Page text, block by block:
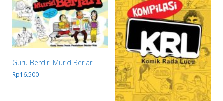
Guru Berdiri Murid Berlari
Rp16.500